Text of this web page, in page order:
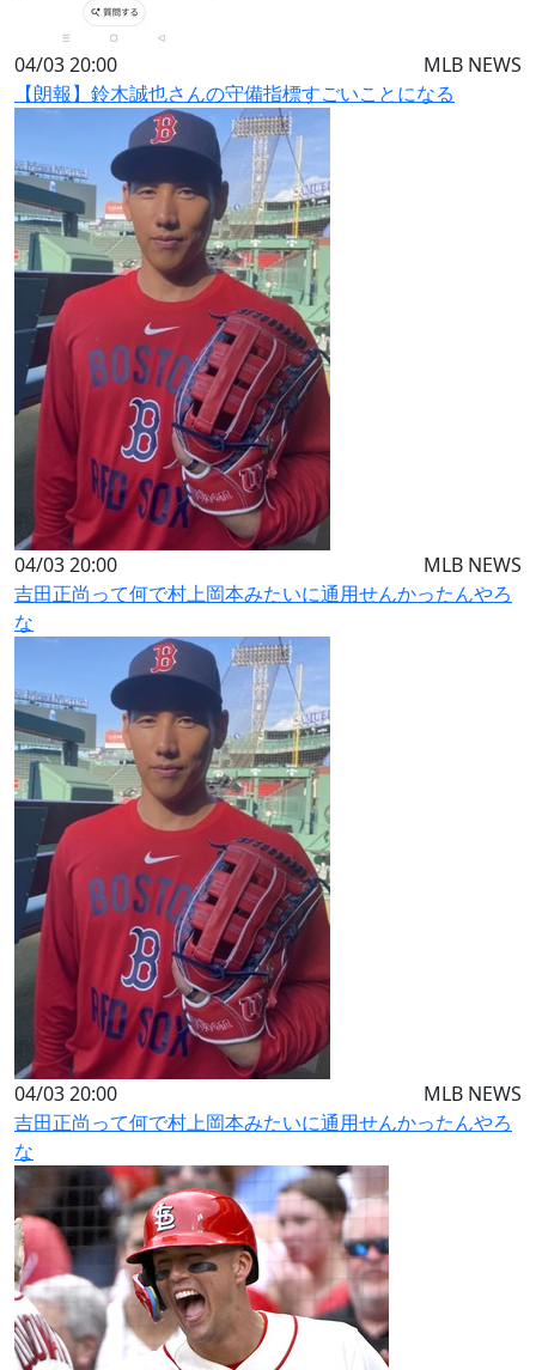
04/03 20:00
MLB NEWS
【朗報】鈴木誠也さんの守備指標すごいことになる
04/03 20:00
MLB NEWS
吉田正尚って何で村上岡本みたいに通用せんかったんやろ
な
04/03 20:00
MLB NEWS
吉田正尚って何で村上岡本みたいに通用せんかったんやろ
な